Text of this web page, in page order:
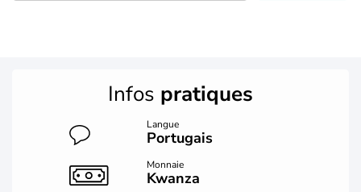
Infos pratiques
Langue
Portugais
Monnaie
Kwanza